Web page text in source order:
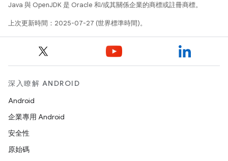
Java 與 OpenJDK 是 Oracle 和/或其關係企業的商標或註冊商標。
上次更新時間：2025-07-27 (世界標準時間)。
深入瞭解 ANDROID
Android
企業專用 Android
安全性
原始碼